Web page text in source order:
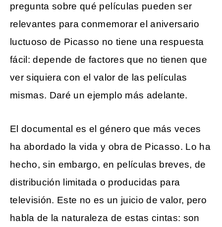
pregunta sobre qué películas pueden ser
relevantes para conmemorar el aniversario
luctuoso de Picasso no tiene una respuesta
fácil: depende de factores que no tienen que
ver siquiera con el valor de las películas
mismas. Daré un ejemplo más adelante.
El documental es el género que más veces
ha abordado la vida y obra de Picasso. Lo ha
hecho, sin embargo, en películas breves, de
distribución limitada o producidas para
televisión. Este no es un juicio de valor, pero
habla de la naturaleza de estas cintas: son